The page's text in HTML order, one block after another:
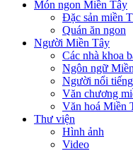
Món ngon Miền Tây
Đặc sản miền
Quán ăn ngon
Người Miền Tây
Các nhà khoa
Ngôn ngữ
Người nổi tiếng
Văn chương
Văn hoá Miền
Thư viện
Hình ảnh
Video